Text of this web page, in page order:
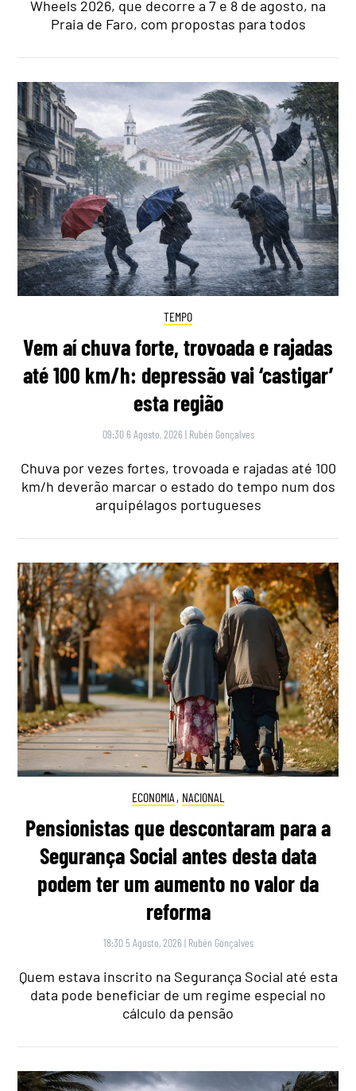
Wheels 2026, que decorre a 7 e 8 de agosto, na
Praia de Faro, com propostas para todos
TEMPO
Vem aí chuva forte, trovoada e rajadas
até 100 km/h: depressão vai ‘castigar’
esta região
09:30 6 Agosto, 2026 | Rubén Gonçalves
Chuva por vezes fortes, trovoada e rajadas até 100
km/h deverão marcar o estado do tempo num dos
arquipélagos portugueses
ECONOMIA , NACIONAL
Pensionistas que descontaram para a
Segurança Social antes desta data
podem ter um aumento no valor da
reforma
18:30 5 Agosto, 2026 | Rubén Gonçalves
Quem estava inscrito na Segurança Social até esta
data pode beneficiar de um regime especial no
cálculo da pensão